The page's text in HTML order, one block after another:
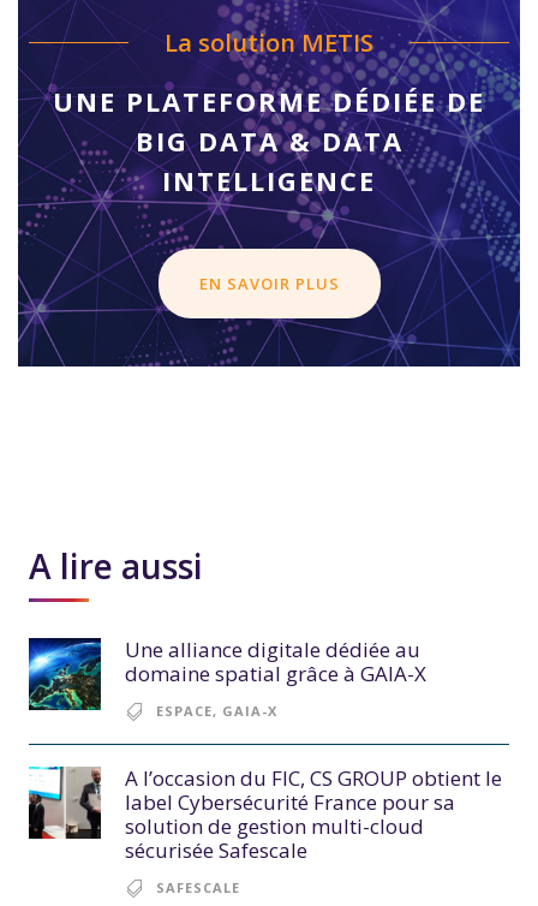
La solution METIS
UNE PLATEFORME DÉDIÉE DE
BIG DATA & DATA
INTELLIGENCE
EN SAVOIR PLUS
A lire aussi
Une alliance digitale dédiée au
domaine spatial grâce à GAIA-X
ESPACE, GAIA-X
A l’occasion du FIC, CS GROUP obtient le
label Cybersécurité France pour sa
solution de gestion multi-cloud
sécurisée Safescale
SAFESCALE